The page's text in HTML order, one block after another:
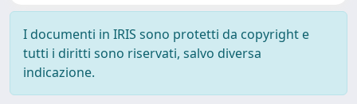
I documenti in IRIS sono protetti da copyright e
tutti i diritti sono riservati, salvo diversa
indicazione.